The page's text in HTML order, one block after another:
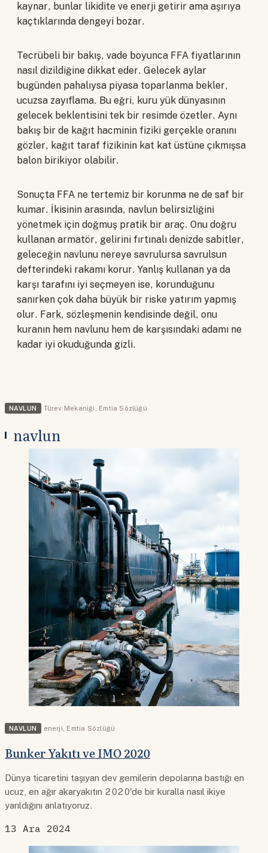
kaynar, bunlar likidite ve enerji getirir ama aşırıya
kaçtıklarında dengeyi bozar.
Tecrübeli bir bakış, vade boyunca FFA fiyatlarının
nasıl dizildiğine dikkat eder. Gelecek aylar
bugünden pahalıysa piyasa toparlanma bekler,
ucuzsa zayıflama. Bu eğri, kuru yük dünyasının
gelecek beklentisini tek bir resimde özetler. Aynı
bakış bir de kağıt hacminin fiziki gerçekle oranını
gözler, kağıt taraf fizikinin kat kat üstüne çıkmışsa
balon birikiyor olabilir.
Sonuçta FFA ne tertemiz bir korunma ne de saf bir
kumar. İkisinin arasında, navlun belirsizliğini
yönetmek için doğmuş pratik bir araç. Onu doğru
kullanan armatör, gelirini fırtınalı denizde sabitler,
geleceğin navlunu nereye savrulursa savrulsun
defterindeki rakamı korur. Yanlış kullanan ya da
karşı tarafını iyi seçmeyen ise, korunduğunu
sanırken çok daha büyük bir riske yatırım yapmış
olur. Fark, sözleşmenin kendisinde değil, onu
kuranın hem navlunu hem de karşısındaki adamı ne
kadar iyi okuduğunda gizli.
NAVLUN Türev Mekaniği , Emtia Sözlüğü
navlun
NAVLUN enerji, Emtia Sözlüğü
Bunker Yakıtı ve IMO 2020
Dünya ticaretini taşıyan dev gemilerin depolarına bastığı en
ucuz, en ağır akaryakıtın 2020'de bir kuralla nasıl ikiye
yarıldığını anlatıyoruz.
13 Ara 2024